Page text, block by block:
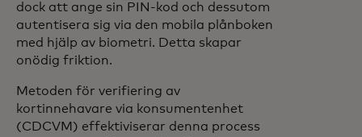
dock att ange sin PIN-kod och dessutom
autentisera sig via den mobila plånboken
med hjälp av biometri. Detta skapar
onödig friktion.
Metoden för verifiering av
kortinnehavare via konsumentenhet
(CDCVM) effektiviserar denna process